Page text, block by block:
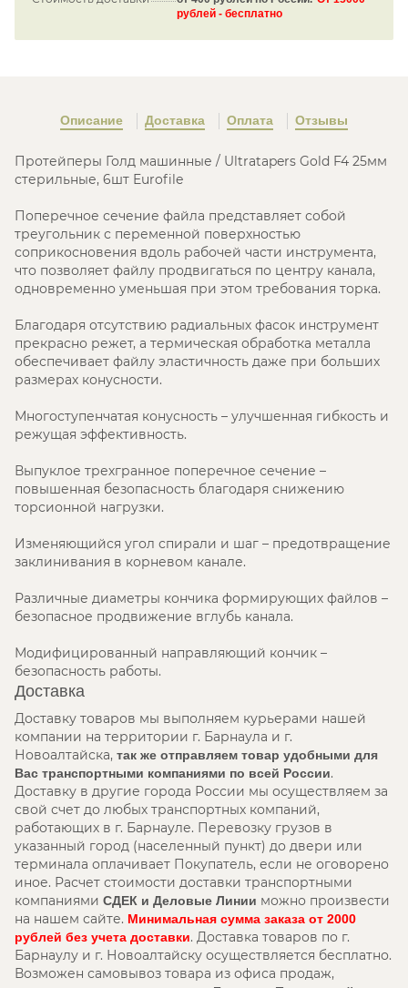
рублей - бесплатно
Описание Доставка Оплата Отзывы
Протейперы Голд машинные / Ultratapers Gold F4 25мм
стерильные, 6шт Eurofile
Поперечное сечение файла представляет собой
треугольник с переменной поверхностью
соприкосновения вдоль рабочей части инструмента,
что позволяет файлу продвигаться по центру канала,
одновременно уменьшая при этом требования торка.
Благодаря отсутствию радиальных фасок инструмент
прекрасно режет, а термическая обработка металла
обеспечивает файлу эластичность даже при больших
размерах конусности.
Многоступенчатая конусность – улучшенная гибкость и
режущая эффективность.
Выпуклое трехгранное поперечное сечение –
повышенная безопасность благодаря снижению
торсионной нагрузки.
Изменяющийся угол спирали и шаг – предотвращение
заклинивания в корневом канале.
Различные диаметры кончика формирующих файлов –
безопасное продвижение вглубь канала.
Модифицированный направляющий кончик –
безопасность работы.
Доставка
Доставку товаров мы выполняем курьерами нашей
компании на территории г. Барнаула и г.
Новоалтайска, так же отправляем товар удобными для
Вас транспортными компаниями по всей России.
Доставку в другие города России мы осуществляем за
свой счет до любых транспортных компаний,
работающих в г. Барнауле. Перевозку грузов в
указанный город (населенный пункт) до двери или
терминала оплачивает Покупатель, если не оговорено
иное. Расчет стоимости доставки транспортными
компаниями СДЕК и Деловые Линии можно произвести
на нашем сайте. Минимальная сумма заказа от 2000
рублей без учета доставки. Доставка товаров по г.
Барнаулу и г. Новоалтайску осуществляется бесплатно.
Возможен самовывоз товара из офиса продаж,